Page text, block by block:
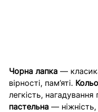
Чорна лапка —
вірності, пам’яті.
легкість, нагадування
пастельна — ніжність,